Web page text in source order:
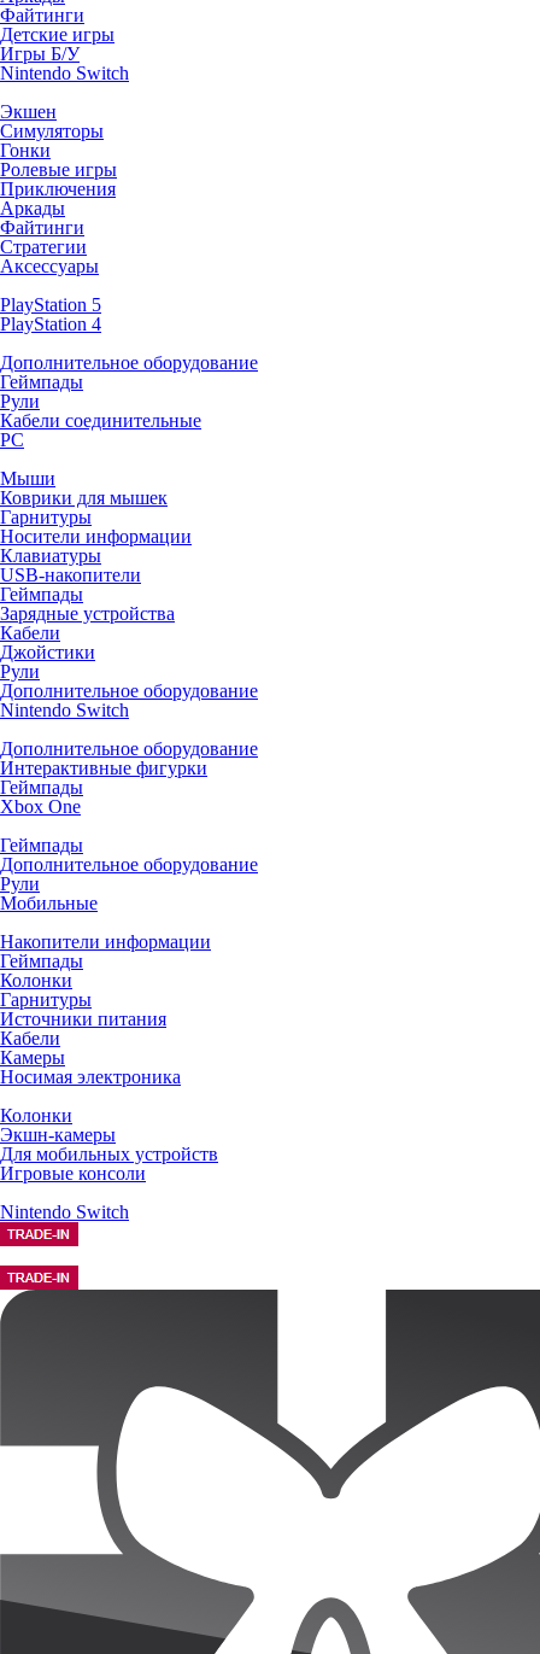
Файтинги
Детские игры
Игры Б/У
Nintendo Switch
Экшен
Симуляторы
Гонки
Ролевые игры
Приключения
Аркады
Файтинги
Стратегии
Аксессуары
PlayStation 5
PlayStation 4
Дополнительное оборудование
Геймпады
Рули
Кабели соединительные
PC
Мыши
Коврики для мышек
Гарнитуры
Носители информации
Клавиатуры
USB-накопители
Геймпады
Зарядные устройства
Кабели
Джойстики
Рули
Дополнительное оборудование
Nintendo Switch
Дополнительное оборудование
Интерактивные фигурки
Геймпады
Xbox One
Геймпады
Дополнительное оборудование
Рули
Мобильные
Накопители информации
Геймпады
Колонки
Гарнитуры
Источники питания
Кабели
Камеры
Носимая электроника
Колонки
Экшн-камеры
Для мобильных устройств
Игровые консоли
Nintendo Switch